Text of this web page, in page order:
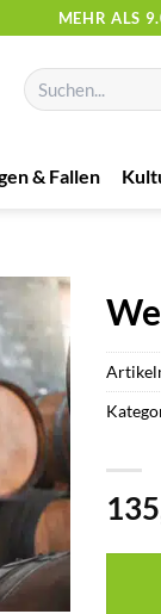
MEHR ALS
Suchen
nach:
& Fallen